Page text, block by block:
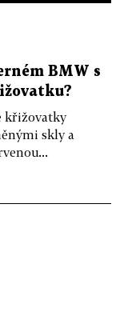
BMW s
křižovatky
skly a